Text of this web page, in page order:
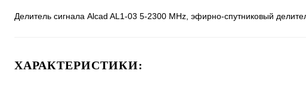
Делитель сигнала Alcad AL1-03 5-2300 MHz, эфирно-спутниковый
ХАРАКТЕРИСТИКИ: